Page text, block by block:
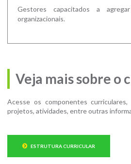
Gestores capacitados a
organizacionais.
Veja mais sobre o
Acesse os componentes curriculares,
projetos, atividades, entre outras
ESTRUTURA CURRICULAR